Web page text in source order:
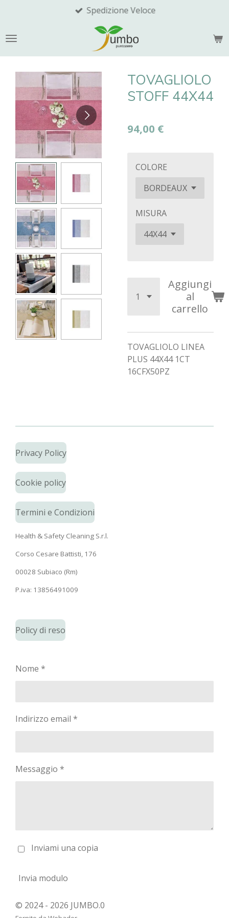
contenuto
Spedizione Veloce
TOVAGLIOLO
STOFF 44X44
94,00 €
COLORE
MISURA
Aggiungi
al
carrello
TOVAGLIOLO LINEA
PLUS 44X44 1CT
16CFX50PZ
Privacy Policy
Cookie policy
Termini e Condizioni
Health & Safety Cleaning S.r.l.
Corso Cesare Battisti, 176
00028 Subiaco (Rm)
P.iva: 13856491009
Policy di reso
Nome *
Indirizzo email *
Messaggio *
Inviami una copia
Invia modulo
© 2024 - 2026 JUMBO.0